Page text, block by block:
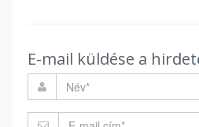
E-mail küldése a